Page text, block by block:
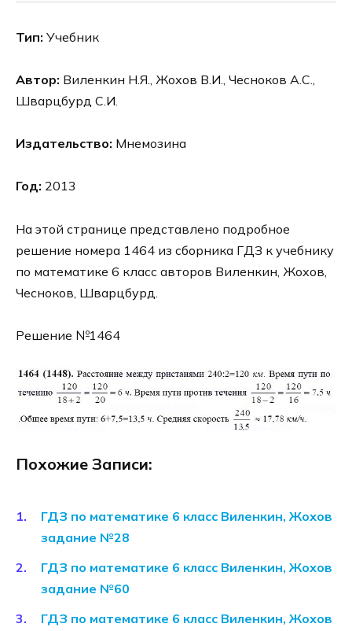
Тип: Учебник
Автор: Виленкин Н.Я., Жохов В.И., Чесноков А.С.,
Шварцбурд С.И.
Издательство: Мнемозина
Год: 2013
На этой странице представлено подробное
решение номера 1464 из сборника ГДЗ к учебнику
по математике 6 класс авторов Виленкин, Жохов,
Чесноков, Шварцбурд.
Решение №1464
Похожие Записи:
ГДЗ по математике 6 класс Виленкин, Жохов
задание №28
ГДЗ по математике 6 класс Виленкин, Жохов
задание №60
ГДЗ по математике 6 класс Виленкин, Жохов